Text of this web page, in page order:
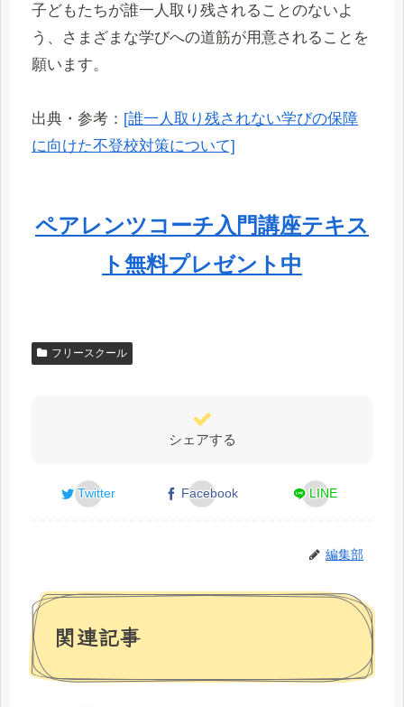
子どもたちが誰一人取り残されることのないよ
う、さまざまな学びへの道筋が用意されることを
願います。
出典・参考： [誰一人取り残されない学びの保障
に向けた不登校対策について]
ペアレンツコーチ入門講座テキス
ト無料プレゼント中
フリースクール
シェアする
Twitter Facebook LINE
編集部
関連記事